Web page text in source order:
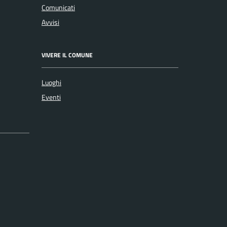
Comunicati
Avvisi
VIVERE IL COMUNE
Luoghi
Eventi